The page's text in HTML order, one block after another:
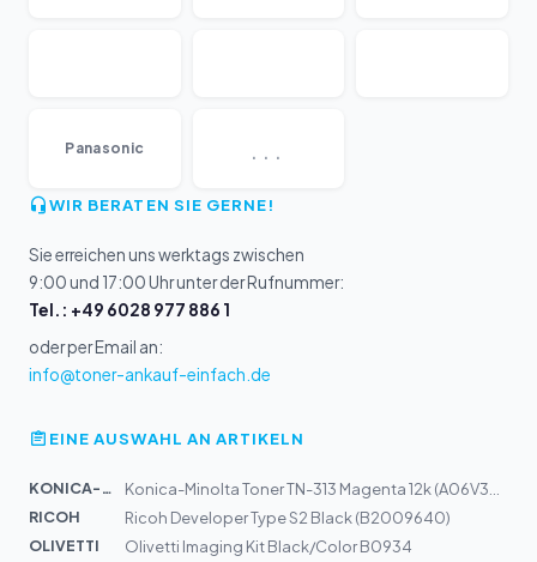
Panasonic
WIR BERATEN SIE GERNE!
Sie erreichen uns werktags zwischen
9:00 und 17:00 Uhr unter der Rufnummer:
Tel.: +49 6028 977 886 1
oder per Email an:
info@toner-ankauf-einfach.de
EINE AUSWAHL AN ARTIKELN
KONICA-MIN...
RICOH
Ricoh Developer Type S2 Black (B2009640)
OLIVETTI
Olivetti Imaging Kit Black/Color B0934